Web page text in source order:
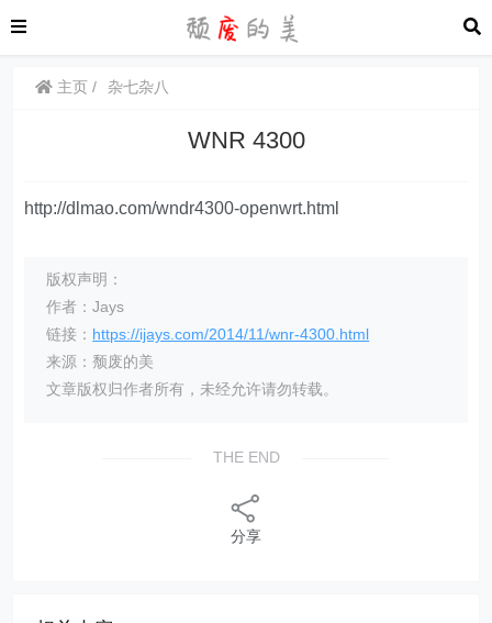
主页 杂七杂八
WNR 4300
http://dlmao.com/wndr4300-openwrt.html
版权声明：
作者：Jays
链接： https://ijays.com/2014/11/wnr-4300.html
来源：颓废的美
文章版权归作者所有，未经允许请勿转载。
THE END
分享